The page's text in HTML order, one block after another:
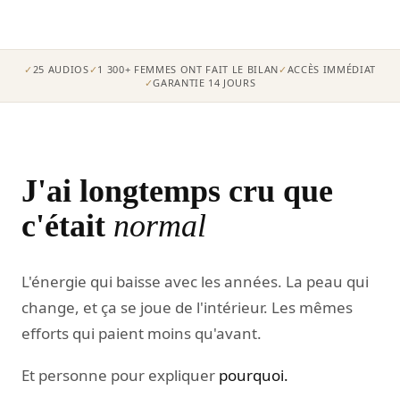
25 AUDIOS 1 300+ FEMMES ONT FAIT LE BILAN
ACCÈS IMMÉDIAT
GARANTIE 14 JOURS
J'ai longtemps cru que
c'était normal
L'énergie qui baisse avec les années. La peau qui
change, et ça se joue de l'intérieur. Les mêmes
efforts qui paient moins qu'avant.
Et personne pour expliquer pourquoi.